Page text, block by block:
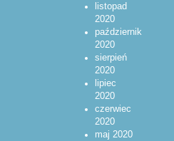
listopad
2020
październik
2020
sierpień
2020
lipiec
2020
czerwiec
2020
maj 2020